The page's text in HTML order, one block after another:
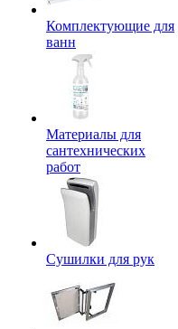
Комплектующие для
ванн
Материалы для
сантехнических
работ
Сушилки для рук